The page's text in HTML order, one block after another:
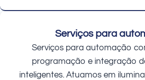
Serviços para
Serviços para automação
programação e integração
inteligentes. Atuamos em